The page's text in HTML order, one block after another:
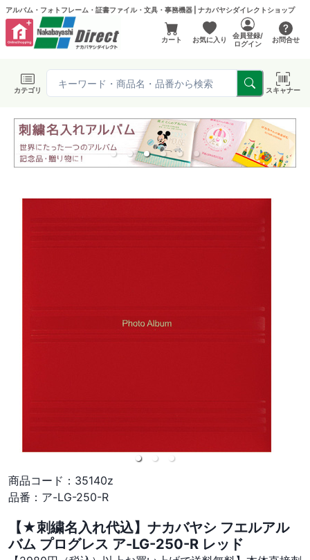
アルバム・フォトフレーム・証書ファイル・文具・事務機器 | ナカバヤシダイレクトショップ
カート お気に入り
会員登録/
ログイン
お問合せ
カテゴリ スキャナー
商品コード： 35140z
品番： ア-LG-250-R
【★刺繍名入れ代込】ナカバヤシ フエルアル
バム プログレス ア-LG-250-R レッド